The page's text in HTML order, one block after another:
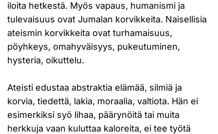
iloita hetkestä. Myös vapaus, humanismi ja
tulevaisuus ovat Jumalan korvikkeita. Naisellisia
ateismin korvikkeita ovat turhamaisuus,
pöyhkeys, omahyväisyys, pukeutuminen,
hysteria, oikuttelu.
Ateisti edustaa abstraktia elämää, silmiä ja
korvia, tiedettä, lakia, moraalia, valtiota. Hän ei
esimerkiksi syö lihaa, päärynöitä tai muita
herkkuja vaan kuluttaa kaloreita, ei tee työtä